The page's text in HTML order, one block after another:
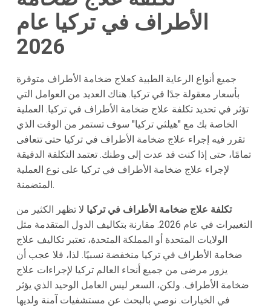
الأطراف في تركيا عام
2026
جميع أنواع الرعاية الطبية كعلاج ضخامة الأطراف متوفرة
بأسعار معقولة جدًا في تركيا. هناك العديد من العوامل التي
تؤثر في تحديد تكلفة علاج ضخامة الأطراف في تركيا. العملية
الخاصة بك مع "هيلثي تركيا" سوف تستمر من الوقت الذي
تقرر فيه إجراء علاج ضخامة الأطراف في تركيا حتى تتعافى
تمامًا، حتى إذا كنت قد عدت إلى وطنك. تعتمد التكلفة الدقيقة
لإجراء علاج ضخامة الأطراف في تركيا على نوع العملية
المتضمنة.
تكلفة علاج ضخامة الأطراف في تركيا لا تظهر الكثير من
التغييرات في عام 2026. مقارنة بتكاليف الدول المتقدمة مثل
الولايات المتحدة أو المملكة المتحدة، تعتبر تكاليف علاج
ضخامة الأطراف في تركيا منخفضة نسبيًا. لذا، فلا عجب أن
يزور مرضى من جميع أنحاء العالم تركيا لإجراءات علاج
ضخامة الأطراف. ولكن، السعر ليس العامل الوحيد الذي يؤثر
في الخيارات. نوصي بالبحث عن مستشفيات آمنة ولديها